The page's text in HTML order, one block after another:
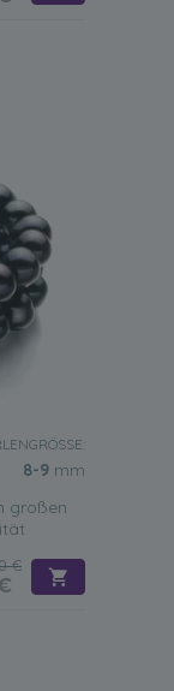
8-9 mm
großen
€